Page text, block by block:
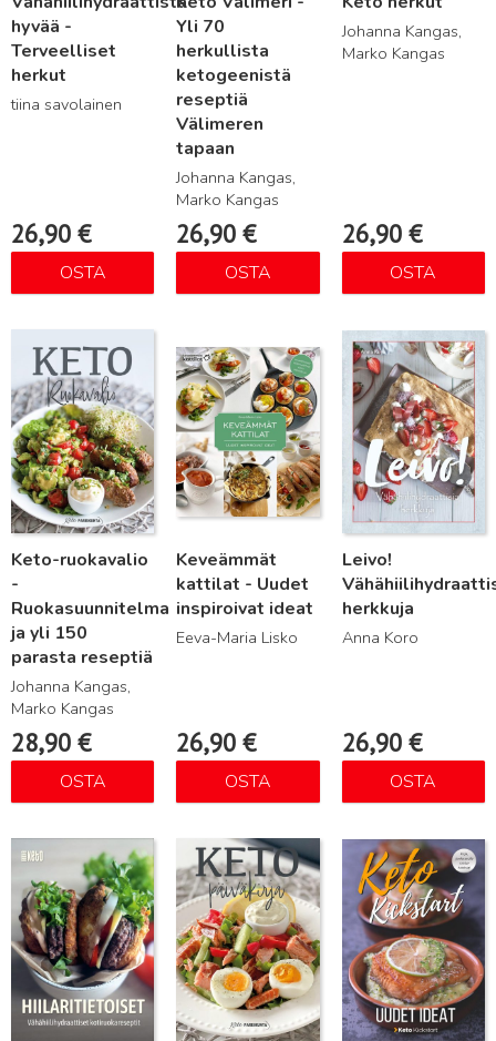
hyvää -
Terveelliset
herkut
tiina savolainen
26,90 €
OSTA
Yli 70
herkullista
ketogeenistä
reseptiä
Välimeren
tapaan
Johanna Kangas,
Marko Kangas
26,90€
OSTA
Johanna Kangas,
Marko Kangas
26,90 €
OSTA
Keto-ruokavalio
-
Ruokasuunnitelma
ja yli 150
parasta reseptiä
Johanna Kangas,
Marko Kangas
28,90 €
OSTA
Keveämmät
kattilat - Uudet
inspiroivat ideat
Eeva-Maria Lisko
26,90€
OSTA
Leivo!
herkkuja
Anna Koro
26,90 €
OSTA
Lue lisää
Lue lisää Lue lisää Lue lisää